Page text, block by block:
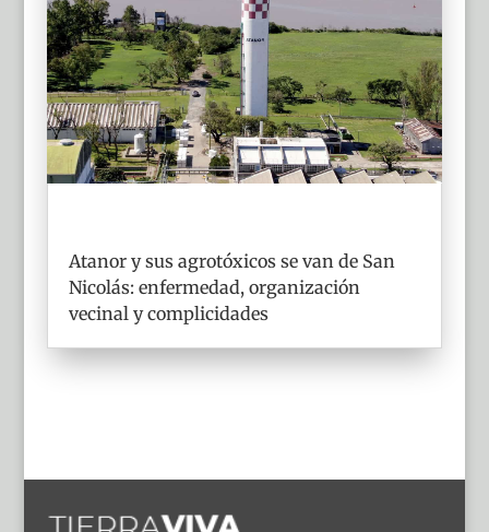
Atanor y sus agrotóxicos se van de San
Nicolás: enfermedad, organización
vecinal y complicidades